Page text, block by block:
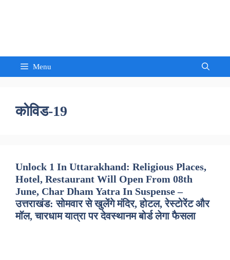
Menu
कोविड-19
Unlock 1 In Uttarakhand: Religious Places,
Hotel, Restaurant Will Open From 08th
June, Char Dham Yatra In Suspense –
उत्तराखंड: सोमवार से खुलेंगे मंदिर, होटल, रेस्टोरेंट और
मॉल, चारधाम यात्रा पर देवस्थानम बोर्ड लेगा फैसला